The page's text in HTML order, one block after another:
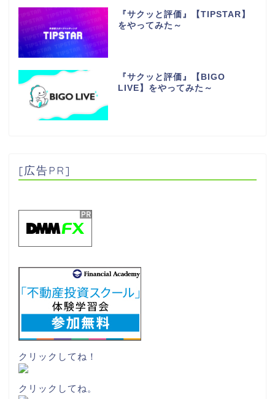
『サクッと評価』【TIPSTAR】
をやってみた～
『サクッと評価』【BIGO
LIVE】をやってみた～
[広告PR]
クリックしてね！
クリックしてね。